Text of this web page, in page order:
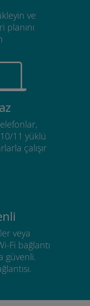
ve
planını
11 yüklü
çalışır
veya
Fi bağlantı
güvenli.